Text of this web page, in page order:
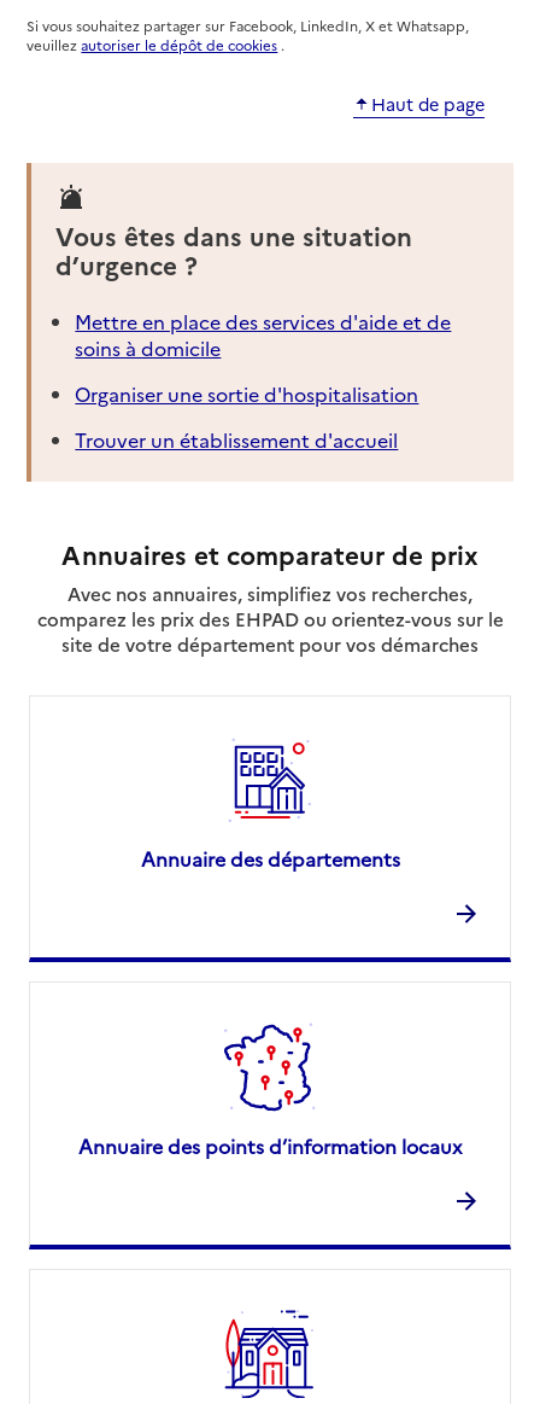
Si vous souhaitez partager sur Facebook, LinkedIn, X et Whatsapp,
veuillezautoriser le dépôt de cookies .
Haut de page
Vous êtes dans une situation
d’urgence ?
Mettre en place des services d'aide et de
soins à domicile
Organiser une sortie d'hospitalisation
Trouver un établissement d'accueil
Annuaires et comparateur de prix
Avec nos annuaires, simplifiez vos recherches,
comparez les prix des EHPAD ou orientez-vous sur le
site de votre département pour vos démarches
Annuaire des départements
Annuaire des points d’information locaux